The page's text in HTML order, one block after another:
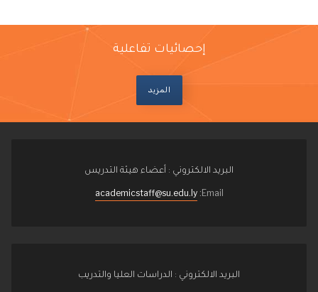
إحصائيات تفاعلية
المزيد
البريد الالكتروني : أعضاء هيئة التدريس
Email:
academicstaff@su.edu.ly
البريد الالكتروني : الدراسات العليا والتدريب